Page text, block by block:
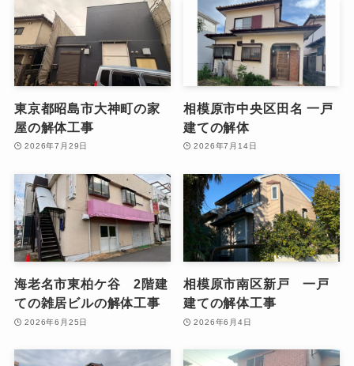
東京都昭島市大神町の家
屋の解体工事
2026年7月29日
相模原市中央区田名 一戸
建ての解体
2026年7月14日
海老名市東柏ケ谷 2階建
ての雑居ビルの解体工事
2026年6月25日
相模原市南区新戸 一戸
建ての解体工事
2026年6月4日